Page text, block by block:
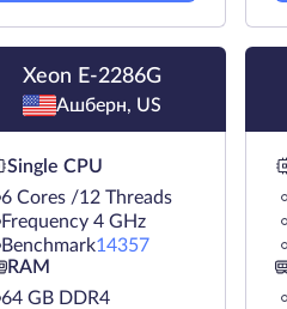
Xeon E-2286G
Ашберн, US
Single CPU
6 Cores /12 Threads
Frequency 4 GHz
Benchmark14357
RAM
64 GB DDR4